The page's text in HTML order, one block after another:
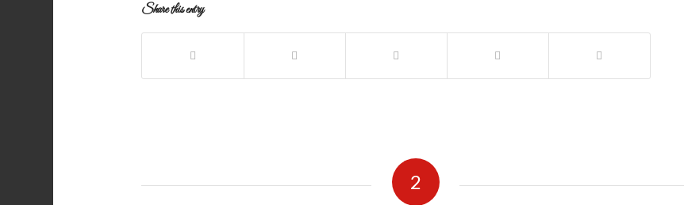
Share this entry
2